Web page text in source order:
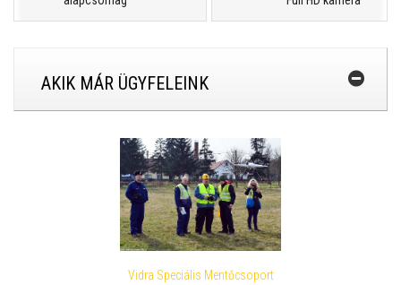
AKIK MÁR ÜGYFELEINK
Vidra Speciális Mentőcsoport